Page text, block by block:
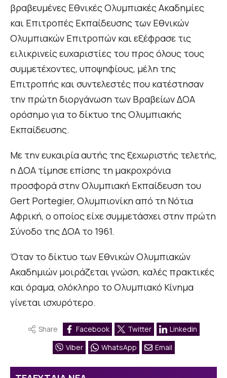
βραβευμένες Εθνικές Ολυμπιακές Ακαδημίες
και Επιτροπές Εκπαίδευσης των Εθνικών
Ολυμπιακών Επιτροπών και εξέφρασε τις
ειλικρινείς ευχαριστίες του προς όλους τους
συμμετέχοντες, υποψηφίους, μέλη της
Επιτροπής και συντελεστές που κατέστησαν
την πρώτη διοργάνωση των Βραβείων ΔΟΑ
ορόσημο για το δίκτυο της Ολυμπιακής
Εκπαίδευσης.
Με την ευκαιρία αυτής της ξεχωριστής τελετής,
η ΔΟΑ τίμησε επίσης τη μακροχρόνια
προσφορά στην Ολυμπιακή Εκπαίδευση του
Gert Portegier, Ολυμπιονίκη από τη Νότια
Αφρική, ο οποίος είχε συμμετάσχει στην πρώτη
Σύνοδο της ΔΟΑ το 1961.
Όταν το δίκτυο των Εθνικών Ολυμπιακών
Ακαδημιών μοιράζεται γνώση, καλές πρακτικές
και όραμα, ολόκληρο το Ολυμπιακό Κίνημα
γίνεται ισχυρότερο.
Share Facebook Twitter
Linkedin
Viber
WhatsApp Email